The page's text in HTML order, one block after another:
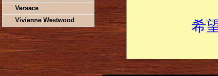
Versace
Vivienne Westwood
希